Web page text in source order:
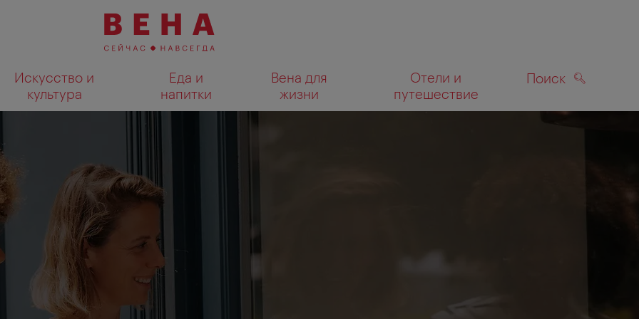
Искусство и
культура
Еда и
напитки
Вена для
жизни
Отели и
путешествие
Поиск